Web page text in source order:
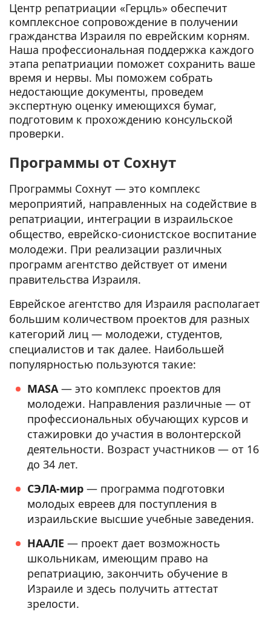
Центр репатриации «Герцль» обеспечит
комплексное сопровождение в получении
гражданства Израиля по еврейским корням.
Наша профессиональная поддержка каждого
этапа репатриации поможет сохранить ваше
время и нервы. Мы поможем собрать
недостающие документы, проведем
экспертную оценку имеющихся бумаг,
подготовим к прохождению консульской
проверки.
Программы от Сохнут
Программы Сохнут — это комплекс
мероприятий, направленных на содействие в
репатриации, интеграции в израильское
общество, еврейско-сионистское воспитание
молодежи. При реализации различных
программ агентство действует от имени
правительства Израиля.
Еврейское агентство для Израиля располагает
большим количеством проектов для разных
категорий лиц — молодежи, студентов,
специалистов и так далее. Наибольшей
популярностью пользуются такие:
MASA— это комплекс проектов для
молодежи. Направления различные — от
профессиональных обучающих курсов и
стажировки до участия в волонтерской
деятельности. Возраст участников — от 16
до 34 лет.
СЭЛА-мир — программа подготовки
молодых евреев для поступления в
израильские высшие учебные заведения.
НААЛЕ — проект дает возможность
школьникам, имеющим право на
репатриацию, закончить обучение в
Израиле и здесь получить аттестат
зрелости.